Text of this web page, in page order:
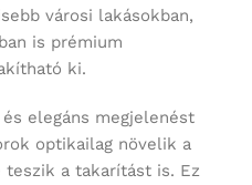
városi lakásokban,
is prémium
ki.
elegáns megjelenést
optikailag növelik a
a takarítást is. Ez